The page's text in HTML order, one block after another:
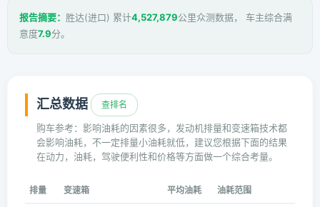
报告摘要： 胜达(进口) 累计4,527,879公里众测数据， 车主综合满
意度7.9分。
汇总数据 查排名
购车参考：影响油耗的因素很多，发动机排量和变速箱技术都
会影响油耗，不一定排量小油耗就低，建议您根据下面的结果
在动力，油耗，驾驶便利性和价格等方面做一个综合考量。
排量 变速箱 平均油耗 油耗范围